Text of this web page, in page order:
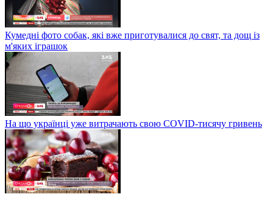
Кумедні фото собак, які вже приготувалися до свят, та дощ із
м'яких іграшок
На що українці уже витрачають свою COVID-тисячу гривень